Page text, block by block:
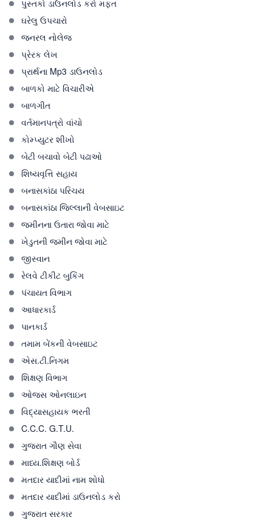
પુસ્તકો ડાઉનલોડ કરો મફત
ઘરેલુ ઉપચારો
જનરલ નોલેજ
પ્રેરક લેખ
પ્રાર્થના Mp3 ડાઉનલોડ
બાળકો માટે વિચારીએ
બાળગીત
વર્તમાનપત્રો વાંચો
કોમ્પ્યુટર શીખો
બેટી બચાવો બેટી પઢાઓ
શિષ્યવૃત્તિ સહાય
બનાસકાંઠા પરિચય
બનાસકાંઠા જિલ્લાની વેબસાઇટ
જમીનના ઉતારા જોવા માટે
ખેડુતની જમીન જોવા માટે
જીસ્વાન
રેલવે ટીકીટ બુકિંગ
પંચાયત વિભાગ
આધારકાર્ડ
પાનકાર્ડ
તમામ બેંકની વેબસાઇટ
એસ.ટી.નિગમ
શિક્ષણ વિભાગ
ઓજસ ઓનલાઇન
વિદ્યાસહાયક ભરતી
C.C.C. G.T.U.
ગુજરાત ગૌણ સેવા
માધ્ય.શિક્ષણ બોર્ડ
મતદાર યાદીમાં નામ શોધો
મતદાર યાદીમાં ડાઉનલોડ કરો
ગુજરાત સરકાર